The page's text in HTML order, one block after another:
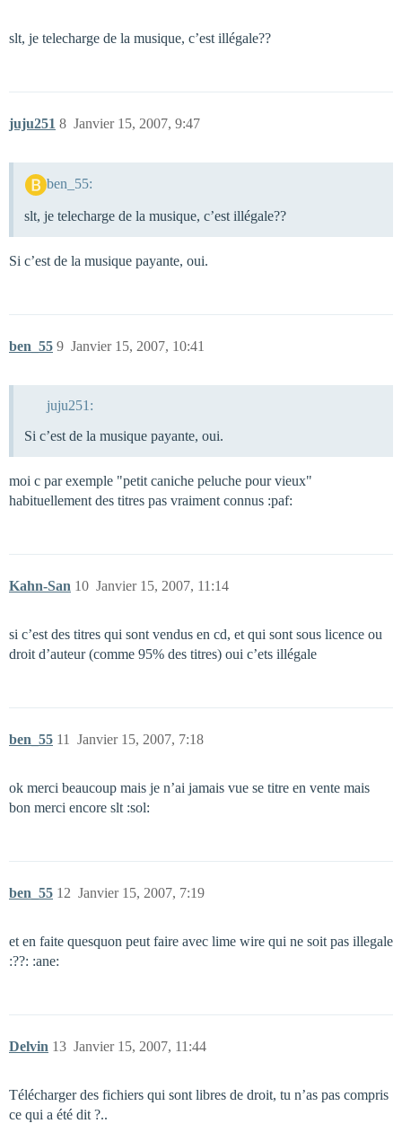
slt, je telecharge de la musique, c’est illégale??
juju251 Janvier 15, 2007, 9:47
8
ben_55:
slt, je telecharge de la musique, c’est illégale??
Si c’est de la musique payante, oui.
ben_55 Janvier 15, 2007, 10:41
9
juju251:
Si c’est de la musique payante, oui.
moi c par exemple "petit caniche peluche pour vieux"
habituellement des titres pas vraiment connus :paf:
Kahn-San Janvier 15, 2007, 11:14
10
si c’est des titres qui sont vendus en cd, et qui sont sous licence ou
droit d’auteur (comme 95% des titres) oui c’ets illégale
ben_55 Janvier 15, 2007, 7:18
11
ok merci beaucoup mais je n’ai jamais vue se titre en vente mais
bon merci encore slt :sol:
ben_55 Janvier 15, 2007, 7:19
12
et en faite quesquon peut faire avec lime wire qui ne soit pas illegale
:??: :ane:
Delvin Janvier 15, 2007, 11:44
13
Télécharger des fichiers qui sont libres de droit, tu n’as pas compris
ce qui a été dit ?..